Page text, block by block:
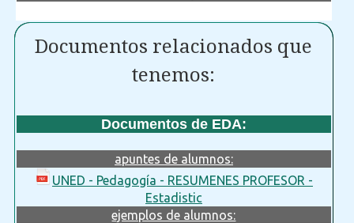
Documentos relacionados que
tenemos:
Documentos de EDA:
apuntes de alumnos:
UNED - Pedagogía - RESUMENES PROFESOR -
Estadistic
ejemplos de alumnos: